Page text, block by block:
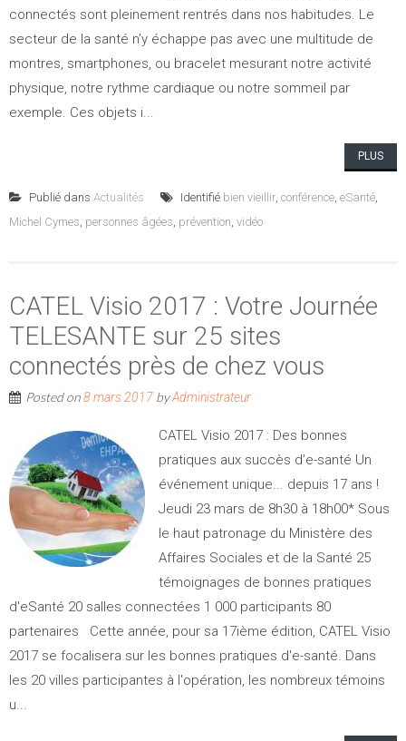
connectés sont pleinement rentrés dans nos habitudes. Le
secteur de la santé n’y échappe pas avec une multitude de
montres, smartphones, ou bracelet mesurant notre activité
physique, notre rythme cardiaque ou notre sommeil par
exemple. Ces objets i...
PLUS
Publié dans Actualités Identifié bien vieillir, conférence, eSanté,
Michel Cymes, personnes âgées, prévention, vidéo
CATEL Visio 2017 : Votre Journée
TELESANTE sur 25 sites
connectés près de chez vous
Posted on8 mars 2017 byAdministrateur
CATEL Visio 2017 : Des bonnes
pratiques aux succès d’e-santé Un
événement unique... depuis 17 ans !
Jeudi 23 mars de 8h30 à 18h00* Sous
le haut patronage du Ministère des
Affaires Sociales et de la Santé 25
témoignages de bonnes pratiques
d'eSanté 20 salles connectées 1 000 participants 80
partenaires Cette année, pour sa 17ième édition, CATEL Visio
2017 se focalisera sur les bonnes pratiques d'e-santé. Dans
les 20 villes participantes à l'opération, les nombreux témoins
u...